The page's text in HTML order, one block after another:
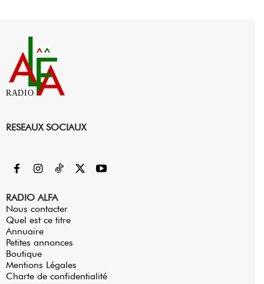
RADIO
RESEAUX SOCIAUX
RADIO ALFA
Nous contacter
Quel est ce titre
Annuaire
Petites annonces
Boutique
Mentions Légales
Charte de confidentialité